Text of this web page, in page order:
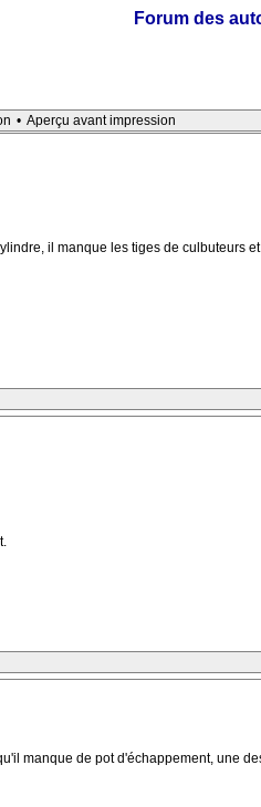
Forum des
• Aperçu avant impression
il manque les tiges de culbuteurs
manque de pot d'échappement, une